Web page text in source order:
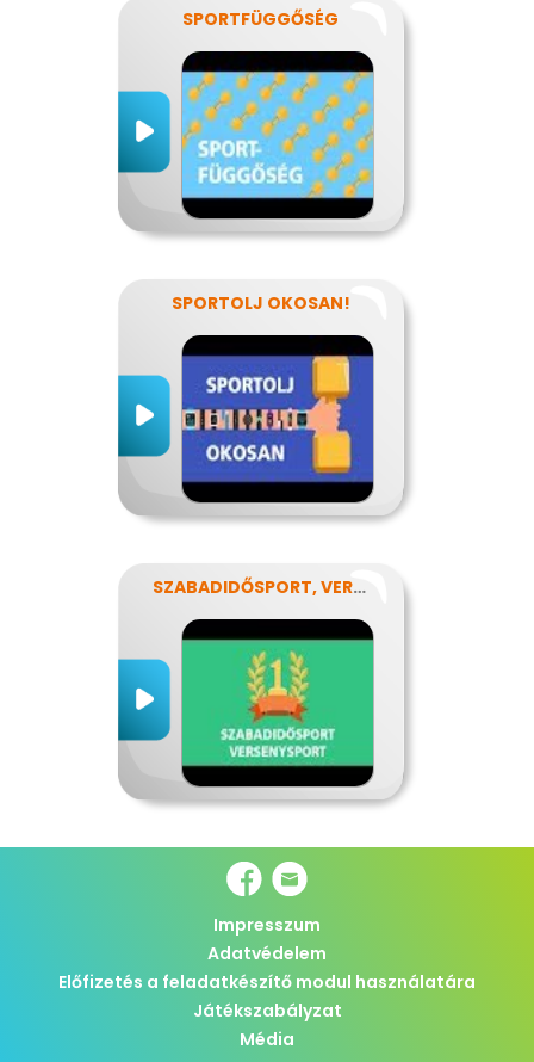
SPORTFÜGGŐSÉG
SPORTOLJ OKOSAN!
SZABADIDŐSPORT, VERSENYSPORT
Impresszum
Adatvédelem
Előfizetés a feladatkészítő modul használatára
Játékszabályzat
Média